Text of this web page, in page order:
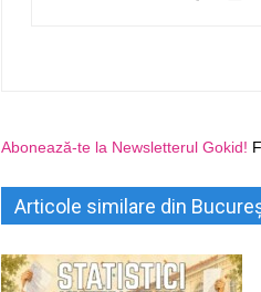
Abonează-te la Newsletterul Gokid!
Articole similare din